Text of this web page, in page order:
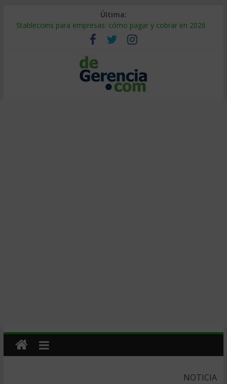
Última:
Stablecoins para empresas: cómo pagar y cobrar en 2026
Despido silencioso: qué es y por qué sale tan caro
IA en selección de personal: cómo auditarla a tiempo
Trabajo forzoso en la cadena de suministro: qué hacer
Mercado hispano de EE. UU.: cómo segmentarlo y venderle
NOTICIA